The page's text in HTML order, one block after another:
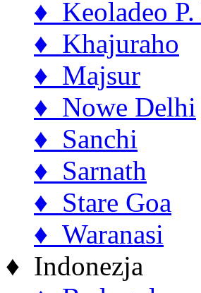
♦ Keoladeo P.
♦ Khajuraho
♦ Majsur
♦ Nowe Delhi
♦ Sanchi
♦ Sarnath
♦ Stare Goa
♦ Waranasi
♦ Indonezja